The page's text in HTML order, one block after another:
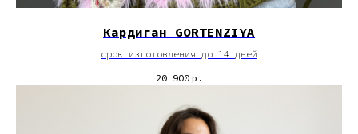
Кардиган GORTENZIYA
срок изготовления до 14 дней
20 900 р.